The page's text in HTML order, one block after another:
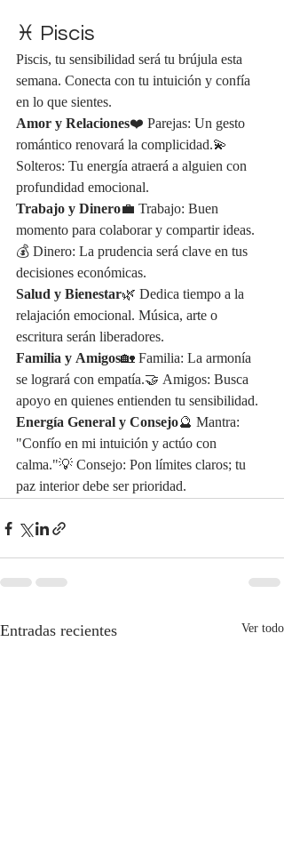
♓ Piscis
Piscis, tu sensibilidad será tu brújula esta
semana. Conecta con tu intuición y confía
en lo que sientes.
Amor y Relaciones❤️ Parejas: Un gesto
romántico renovará la complicidad.💫
Solteros: Tu energía atraerá a alguien con
profundidad emocional.
Trabajo y Dinero💼 Trabajo: Buen
momento para colaborar y compartir ideas.
💰 Dinero: La prudencia será clave en tus
decisiones económicas.
Salud y Bienestar🌿 Dedica tiempo a la
relajación emocional. Música, arte o
escritura serán liberadores.
Familia y Amigos🏡 Familia: La armonía
se logrará con empatía.🤝 Amigos: Busca
apoyo en quienes entienden tu sensibilidad.
Energía General y Consejo🔮 Mantra:
"Confío en mi intuición y actúo con
calma."💡 Consejo: Pon límites claros; tu
paz interior debe ser prioridad.
Entradas recientes Ver todo